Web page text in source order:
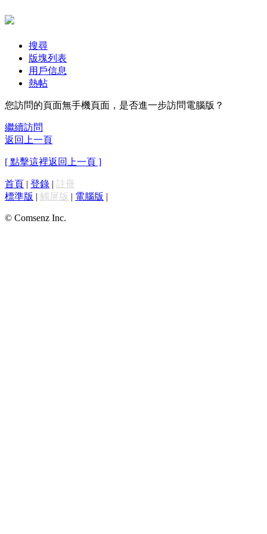
搜尋
版塊列表
用戶信息
熱帖
您訪問的頁面無手機頁面，是否進一步訪問電腦版？
繼續訪問
返回上一頁
[ 點擊這裡返回上一頁 ]
首頁 | 登錄 | 註冊
標準版 | 觸屏版 | 電腦版 |
© Comsenz Inc.